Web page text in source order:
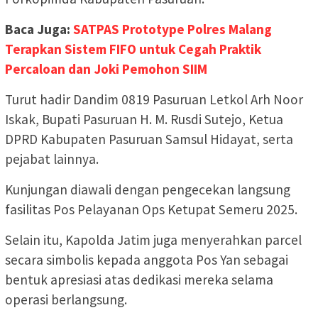
Baca Juga: SATPAS Prototype Polres Malang
Terapkan Sistem FIFO untuk Cegah Praktik
Percaloan dan Joki Pemohon SIIM
Turut hadir Dandim 0819 Pasuruan Letkol Arh Noor
Iskak, Bupati Pasuruan H. M. Rusdi Sutejo, Ketua
DPRD Kabupaten Pasuruan Samsul Hidayat, serta
pejabat lainnya.
Kunjungan diawali dengan pengecekan langsung
fasilitas Pos Pelayanan Ops Ketupat Semeru 2025.
Selain itu, Kapolda Jatim juga menyerahkan parcel
secara simbolis kepada anggota Pos Yan sebagai
bentuk apresiasi atas dedikasi mereka selama
operasi berlangsung.